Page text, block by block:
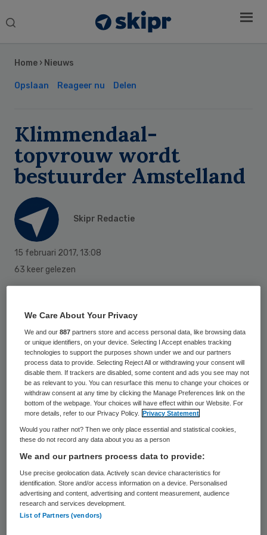
Search
Home › Nieuws
Opslaan Reageer nu Delen
Klimmendaal-
topvrouw wordt
bestuurder Amstelland
Skipr Redactie
15 februari 2017, 13:08
63 keer gelezen
benoemd tot voorzitter van de raad van
bestuur van Ziekenhuis Amstelland. Ze volgt
in deze rol Ad Huijsmans, die sinds 21 maart
op interim-basis leiding gaf aan het
ziekenhuis in Amstelveen.
Agterdenbos (1972
) is sinds 2016 lid van de
raad van bestuur van revalidatiecentrum
Klimmendaal in Arnhem en Apeldoorn.
Daarvoor was zij vanaf 2013 bestuurder bij
rechtsvoorganger ViaReva in Apeldoorn, die
begin 2016 fuseerde met RMC Groot
Sidebar
We Care About Your Privacy
We and our887 partners store and access personal data, like browsing data
or unique identifiers, on your device. Selecting I Accept enables tracking
technologies to support the purposes shown under we and our partners
process data to provide. Selecting Reject All or withdrawing your consent will
disable them. If trackers are disabled, some content and ads you see may not
be as relevant to you. You can resurface this menu to change your choices or
withdraw consent at any time by clicking the Manage Preferences link on the
bottom of the webpage. Your choices will have effect within our Website. For
more details, refer to our Privacy Policy.
Privacy Statement
Would you rather not? Then we only place essential and statistical cookies,
these do not record any data about you as a person
We and our partners process data to provide:
Use precise geolocation data. Actively scan device characteristics for
identification. Store and/or access information on a device. Personalised
advertising and content, advertising and content measurement, audience
research and services development.
List of Partners (vendors)